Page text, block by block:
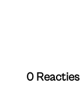
0 Reacties